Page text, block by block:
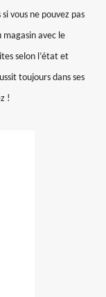
vous ne pouvez pas
magasin avec le
selon l’état et
toujours dans ses
!